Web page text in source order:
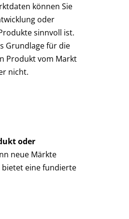
können Sie
oder
sinnvoll ist.
Grundlage für die
Produkt vom Markt
nicht.
oder
neue Märkte
bietet eine fundierte